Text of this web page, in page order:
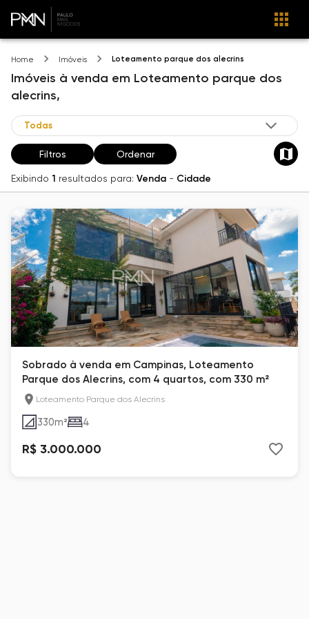
Home Imóveis Loteamento parque dos alecrins
Imóveis à venda em Loteamento parque dos
alecrins,
Filtros Ordenar
Exibindo 1 resultados para: Venda - Cidade
Sobrado à venda em Campinas, Loteamento
Parque dos Alecrins, com 4 quartos, com 330 m²
Loteamento Parque dos Alecrins
330m² 4
R$ 3.000.000